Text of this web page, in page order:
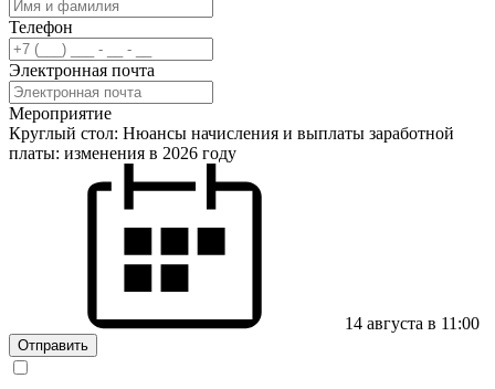
Телефон
Электронная почта
Мероприятие
Круглый стол: Нюансы начисления и выплаты заработной
платы: изменения в 2026 году
14 августа в 11:00
Отправить